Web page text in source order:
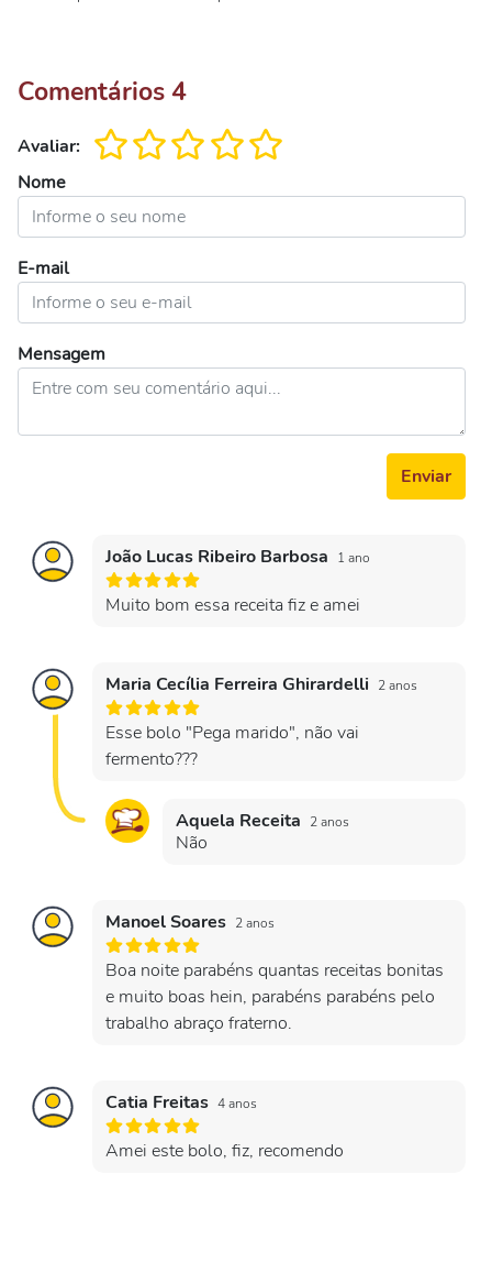
Comentários4
Avaliar:
Nome
E-mail
Mensagem
Enviar
João Lucas Ribeiro Barbosa 1 ano
Muito bom essa receita fiz e amei
Maria Cecília Ferreira Ghirardelli 2 anos
Esse bolo "Pega marido", não vai
fermento???
Aquela Receita 2 anos
Não
Manoel Soares 2 anos
Boa noite parabéns quantas receitas bonitas
e muito boas hein, parabéns parabéns pelo
trabalho abraço fraterno.
Catia Freitas 4 anos
Amei este bolo, fiz, recomendo